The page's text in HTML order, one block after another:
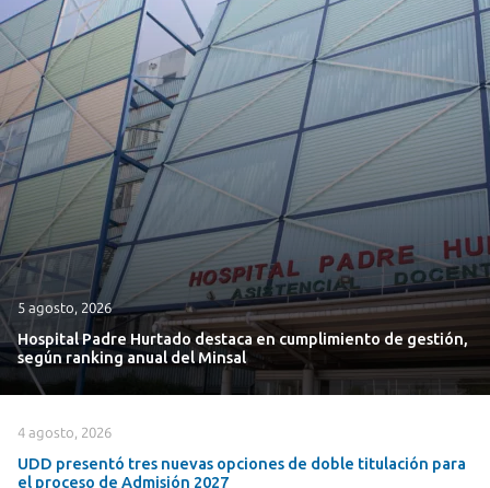
5 agosto, 2026
Hospital Padre Hurtado destaca en cumplimiento de gestión,
según ranking anual del Minsal
4 agosto, 2026
UDD presentó tres nuevas opciones de doble titulación para
el proceso de Admisión 2027